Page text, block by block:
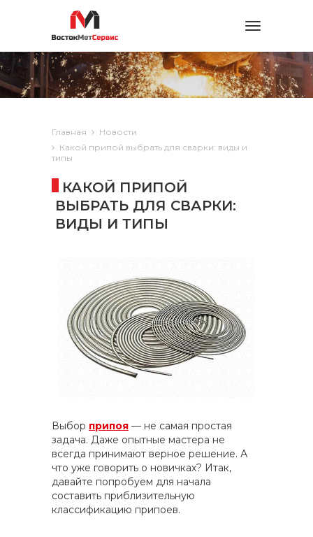
Toggle
Главная
Новости
Какой припой выбрать для сварки: виды и
типы
КАКОЙ ПРИПОЙ
ВЫБРАТЬ ДЛЯ СВАРКИ:
ВИДЫ И ТИПЫ
Выбор припоя — не самая простая
задача. Даже опытные мастера не
всегда принимают верное решение. А
что уже говорить о новичках? Итак,
давайте попробуем для начала
составить приблизительную
классификацию припоев.